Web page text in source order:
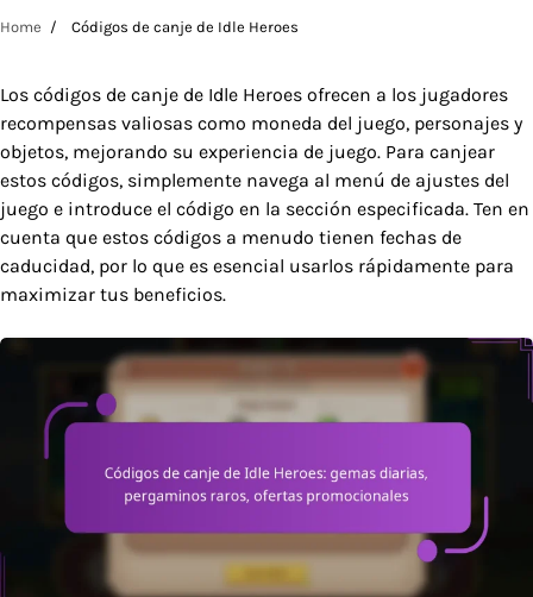
Home Códigos de canje de Idle Heroes
Los códigos de canje de Idle Heroes ofrecen a los jugadores
recompensas valiosas como moneda del juego, personajes y
objetos, mejorando su experiencia de juego. Para canjear
estos códigos, simplemente navega al menú de ajustes del
juego e introduce el código en la sección especificada. Ten en
cuenta que estos códigos a menudo tienen fechas de
caducidad, por lo que es esencial usarlos rápidamente para
maximizar tus beneficios.